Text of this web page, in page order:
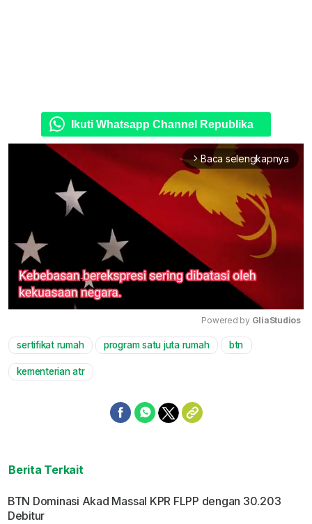
Ikuti Whatsapp Channel Republika
arrow_forward_ios Baca selengkapnya
Powered by GliaStudios
sertifikat rumah program satu juta rumah btn
kementerian atr
Berita Terkait
BTN Dominasi Akad Massal KPR FLPP dengan 30.203
Debitur